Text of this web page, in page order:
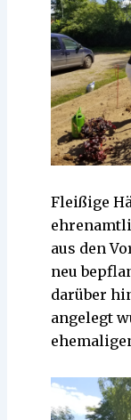
Fleißige
aus den
neu
darüber
angelegt